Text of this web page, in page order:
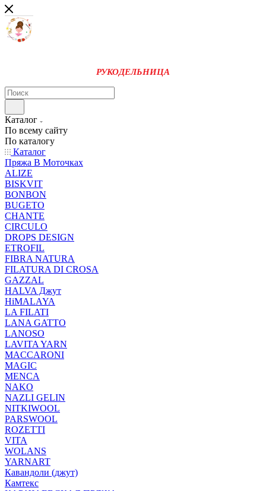
РУКОДЕЛЬНИЦА
Каталог
По всему сайту
По каталогу
Каталог
Пряжа В Моточках
ALIZE
BISKVIT
BONBON
BUGETO
CHANTE
CIRCULO
DROPS DESIGN
ETROFIL
FIBRA NATURA
FILATURA DI CROSA
GAZZAL
HALVA Джут
HiMALAYA
LA FILATI
LANA GATTO
LANOSO
LAVITA YARN
MACCARONI
MAGIC
MENCA
NAKO
NAZLI GELIN
NITKIWOOL
PARSWOOL
ROZETTI
VITA
WOLANS
YARNART
Кавандоли (джут)
Камтекс